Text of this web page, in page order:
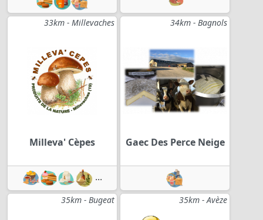
33km - Millevaches
Milleva' Cèpes
...
34km - Bagnols
Gaec Des Perce Neige
35km - Bugeat 35km - Avèze